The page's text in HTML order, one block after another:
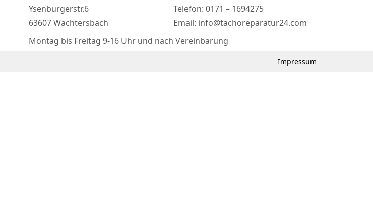
Ysenburgerstr.6
63607 Wächtersbach
Telefon: 0171 – 1694275
Email: info@tachoreparatur24.com
Montag bis Freitag 9-16 Uhr und nach Vereinbarung
Impressum